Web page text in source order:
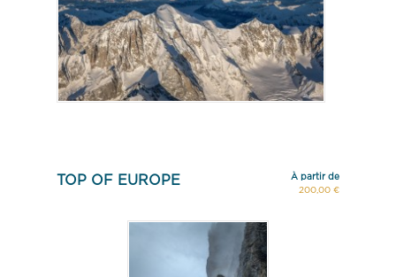
TOP OF EUROPE
À partir de
200,00 €